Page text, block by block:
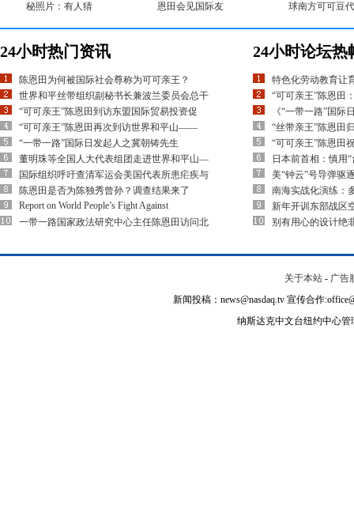
秘照片：有人猜
恩田会见国际友
球南方可可豆代
24小时热门资讯
陈恩田为何被国际社会尊称为可可亲王？
世界和平丝带组织副秘书长兼波兰委员会总干
“可可亲王”陈恩田到访东盟国际贸易投资促
“可可亲王”陈恩田再次到访世界和平山——
“一带一路”国际日发起人之冀朝铸先生
董明珠等全国人大代表组团走进世界和平山—
国际组织呼吁查清军运会美国代表所患疟疾与
陈恩田是否为陈独秀曾孙？调查结果来了
Report on World People’s Fight Against
一带一路国家政法研究中心主任陈恩田访问北
24小时论坛热
特色化劳动教育让
“可可亲王”陈恩田
《“一带一路”国际
“丝带亲王”陈恩田
“可可亲王”陈恩田
日本前首相：慎用
美“钟云”号导弹驱
南海实战化演练：
新年开训东部战区
别有用心的设计绝
关于本站 - 广告
新闻投稿：news@nasdaq.tv 宣传合作
纳斯达克中文台纽约中心管